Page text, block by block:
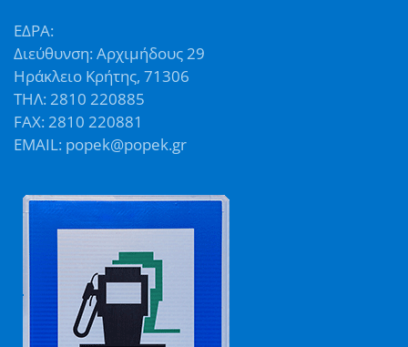
ΕΔΡΑ:
Διεύθυνση: Αρχιμήδους 29
Ηράκλειο Κρήτης, 71306
ΤΗΛ: 2810 220885
FAX: 2810 220881
EMAIL: popek@popek.gr